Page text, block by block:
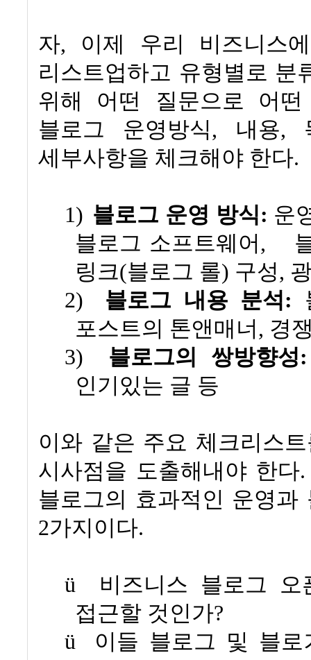
자, 이제 우리 비즈니스
리스트업하고 유형별로 분
위해 어떤 질문으로 어
블로그 운영방식, 내용,
세부사항을 체크해야 한다.
1) 블로그 운영 방식: 운
블로그 소프트웨어 ,
링크(블로그 롤) 구성,
2)
블로그 내용 분석:
포스트의 톤앤매너 , 경
3)
블로그의 쌍방향성:
인기있는 글 등
이와 같은 주요 체크리스
시사점을 도출해내야 한다
블로그의 효과적인 운영
2가지이다.
ü
비즈니스 블로그
접근할 것인가?
ü
이들 블로그 및 블